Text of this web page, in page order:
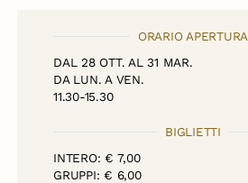
ORARIO APERTURA
DAL 28 OTT. AL 31 MAR.
DA LUN. A VEN.
11.30-15.30
BIGLIETTI
INTERO: € 7,00
GRUPPI: € 6,00